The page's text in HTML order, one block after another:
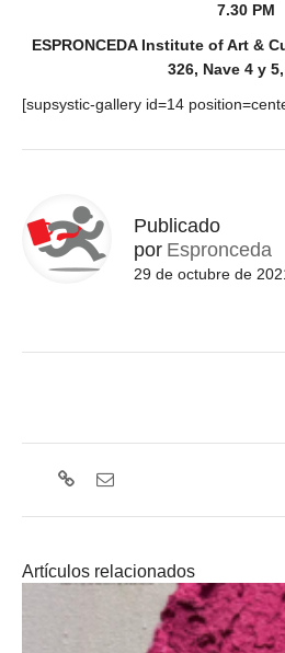
7.30 PM
ESPRONCEDA Institute of Art &
326, Nave 4 y
[supsystic-gallery id=14
Publicado
por Espronceda
29 de octubre de
Artículos relacionados